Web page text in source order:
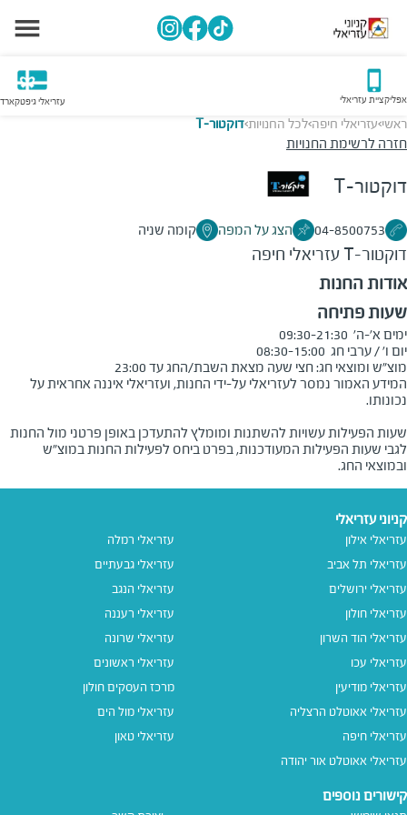
אפליקציית עזריאלי עזריאלי גיפטקארד
ראשי>עזריאלי חיפה>לכל החנויות>דוקטור-T
חזרה לרשימת החנויות
דוקטור-T
04-8500753 הצג על המפה קומה שניה
דוקטור-T עזריאלי חיפה
אודות החנות
שעות פתיחה
מוצ"ש ומוצאי חג: חצי שעה מצאת השבת/החג עד 23:00
המידע האמור נמסר לעזריאלי על-ידי החנות, ועזריאלי איננה אחראית על
שעות הפעילות עשויות להשתנות ומומלץ להתעדכן באופן פרטני מול החנות
לגבי שעות הפעילות המעודכנות, בפרט ביחס לפעילות החנות במוצ"ש
ובמוצאי החג.
קניוני עזריאלי
עזריאלי אילון
עזריאלי תל אביב
עזריאלי ירושלים
עזריאלי חולון
עזריאלי הוד השרון
עזריאלי עכו
עזריאלי מודיעין
עזריאלי אאוטלט הרצליה
עזריאלי חיפה
עזריאלי אאוטלט אור יהודה
עזריאלי רמלה
עזריאלי גבעתיים
עזריאלי הנגב
עזריאלי רעננה
עזריאלי שרונה
עזריאלי ראשונים
מרכז העסקים חולון
עזריאלי מול הים
עזריאלי טאון
קישורים נוספים